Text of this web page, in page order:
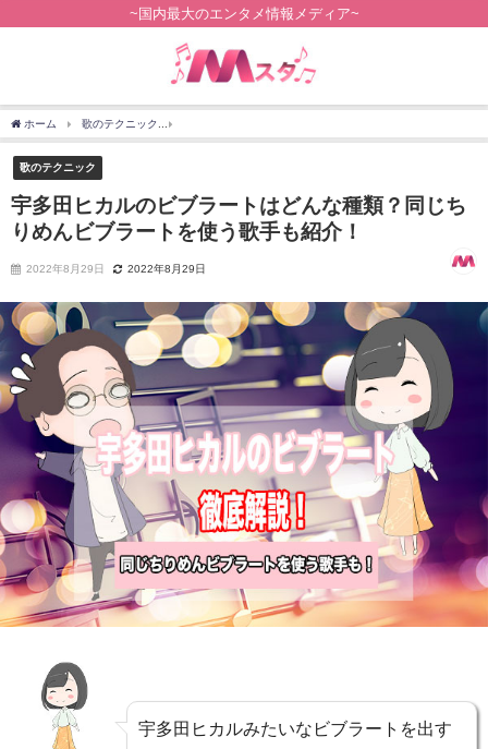
~国内最大のエンタメ情報メディア~
ホーム 歌のテクニック
歌のテクニック
宇多田ヒカルのビブラートはどんな種類？同じち
りめんビブラートを使う歌手も紹介！
2022年8月29日 2022年8月29日
宇多田ヒカルみたいなビブラートを出す